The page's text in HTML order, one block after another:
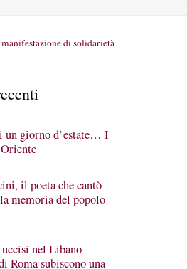
di solidarietà
un giorno d’estate… I
il poeta che cantò
memoria del popolo
nel Libano
Roma subiscono una